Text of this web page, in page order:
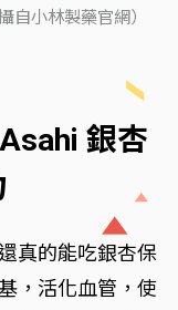
自小林製藥官網）
銀杏
真的能吃銀杏保
，活化血管，使